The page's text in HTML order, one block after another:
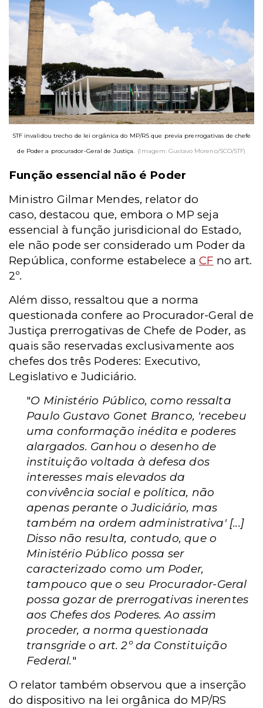
STF invalidou trecho de lei orgânica do MP/RS que previa prerrogativas de chefe
de Poder a procurador-Geral de Justiça. (Imagem: Gustavo Moreno/SCO/STF)
Função essencial não é Poder
Ministro Gilmar Mendes, relator do
caso,destacou que, embora o MP seja
essencial à função jurisdicional do Estado,
ele não pode ser considerado um Poder da
República, conforme estabelece aCF no art.
2º.
Além disso, ressaltou que a norma
questionada confere ao Procurador-Geral de
Justiça prerrogativas de Chefe de Poder, as
quais são reservadas exclusivamente aos
chefes dos três Poderes: Executivo,
Legislativo e Judiciário.
"O Ministério Público, como ressalta
Paulo Gustavo Gonet Branco, 'recebeu
uma conformação inédita e poderes
alargados. Ganhou o desenho de
instituição voltada à defesa dos
interesses mais elevados da
convivência social e política, não
apenas perante o Judiciário, mas
também na ordem administrativa' [...]
Disso não resulta, contudo, que o
Ministério Público possa ser
caracterizado como um Poder,
tampouco que o seu Procurador-Geral
possa gozar de prerrogativas inerentes
aos Chefes dos Poderes. Ao assim
proceder, a norma questionada
transgride o art. 2º da Constituição
Federal."
O relator também observou que a inserção
do dispositivo na lei orgânica do MP/RS